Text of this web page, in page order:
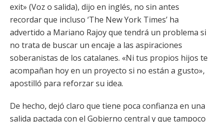
exit» (Voz o salida), dijo en inglés, no sin antes
recordar que incluso ‘The New York Times’ ha
advertido a Mariano Rajoy que tendrá un problema si
no trata de buscar un encaje a las aspiraciones
soberanistas de los catalanes. «Ni tus propios hijos te
acompañan hoy en un proyecto si no están a gusto»,
apostilló para reforzar su idea.
De hecho, dejó claro que tiene poca confianza en una
salida pactada con el Gobierno central y que tampoco